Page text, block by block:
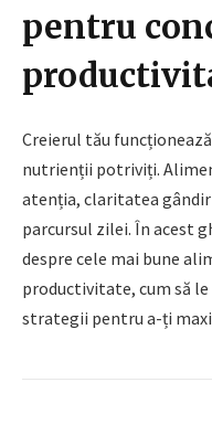
pentru
Creierul tău
nutrienții potriviți.
atenția, claritatea
parcursul zilei. În acest
despre cele mai bune
productivitate, cum să
strategii pentru a-ți